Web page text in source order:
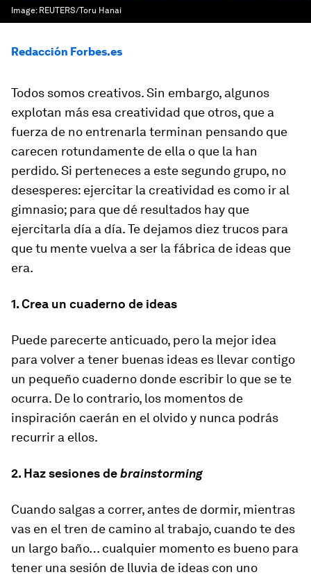
Image: REUTERS/Toru Hanai
Redacción Forbes.es
Todos somos creativos. Sin embargo, algunos
explotan más esa creatividad que otros, que a
fuerza de no entrenarla terminan pensando que
carecen rotundamente de ella o que la han
perdido. Si perteneces a este segundo grupo, no
desesperes: ejercitar la creatividad es como ir al
gimnasio; para que dé resultados hay que
ejercitarla día a día. Te dejamos diez trucos para
que tu mente vuelva a ser la fábrica de ideas que
era.
1. Crea un cuaderno de ideas
Puede parecerte anticuado, pero la mejor idea
para volver a tener buenas ideas es llevar contigo
un pequeño cuaderno donde escribir lo que se te
ocurra. De lo contrario, los momentos de
inspiración caerán en el olvido y nunca podrás
recurrir a ellos.
2. Haz sesiones debrainstorming
Cuando salgas a correr, antes de dormir, mientras
vas en el tren de camino al trabajo, cuando te des
un largo baño… cualquier momento es bueno para
tener una sesión de lluvia de ideas con uno